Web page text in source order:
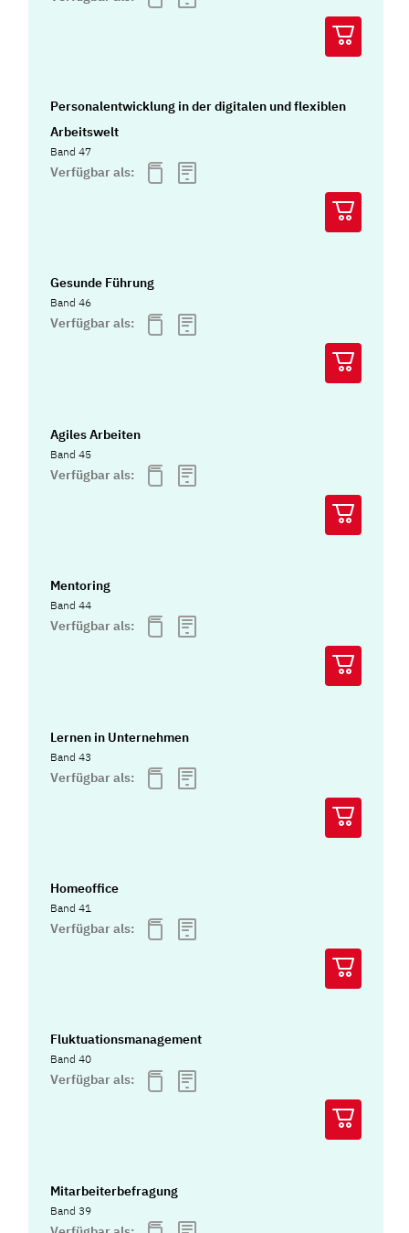
Personalentwicklung in der digitalen und flexiblen
Arbeitswelt
Band 47
Verfügbar als:
Gesunde Führung
Band 46
Verfügbar als:
Agiles Arbeiten
Band 45
Verfügbar als:
Mentoring
Band 44
Verfügbar als:
Lernen in Unternehmen
Band 43
Verfügbar als:
Homeoffice
Band 41
Verfügbar als:
Fluktuationsmanagement
Band 40
Verfügbar als:
Mitarbeiterbefragung
Band 39